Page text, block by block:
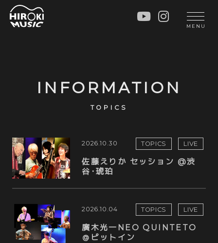
MENU
HOME
SOCIAL ACTIVITY
INSTRUMENTS
DISCOGRAPHY
VIDEOS
CINÉMA
LIVE
WORKSHOP
BLOG
INFORMATION
TOPICS
2026.10.30 TOPICS LIVE
佐藤えりか セッション @渋
谷･琥珀
2026.10.04 TOPICS LIVE
廣木光一NEO QUINTETO
＠ピットイン